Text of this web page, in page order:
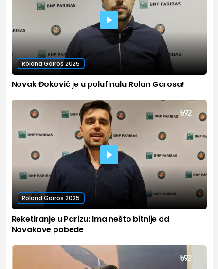
Roland Garros 2025
Novak Đoković je u polufinalu Rolan Garosa!
Roland Garros 2025
Reketiranje u Parizu: Ima nešto bitnije od
Novakove pobede